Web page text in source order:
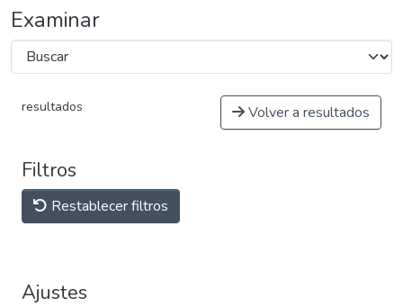
Examinar
resultados Volver a resultados
Filtros
Restablecer filtros
Ajustes